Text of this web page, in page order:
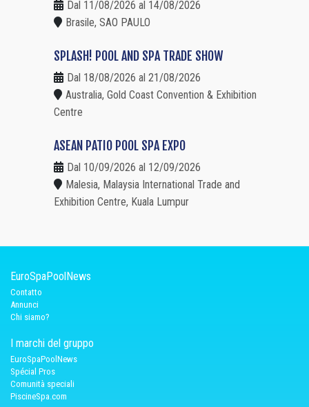
Dal 11/08/2026 al 14/08/2026
Brasile, SAO PAULO
SPLASH! POOL AND SPA TRADE SHOW
Dal 18/08/2026 al 21/08/2026
Australia, Gold Coast Convention & Exhibition
Centre
ASEAN PATIO POOL SPA EXPO
Dal 10/09/2026 al 12/09/2026
Malesia, Malaysia International Trade and
Exhibition Centre, Kuala Lumpur
EuroSpaPoolNews
Contatto
Annunci
Chi siamo?
I marchi del gruppo
EuroSpaPoolNews
Spécial Pros
Comunità speciali
PiscineSpa.com